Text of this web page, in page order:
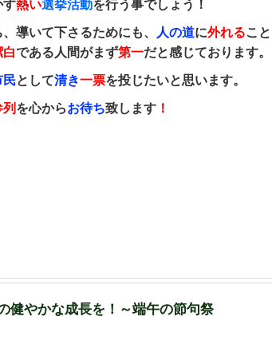
す熱い選挙活動を行う事でしょう！
導いて下さるためにも、 人の道に外れること
である人間がまず第一だと感じております。
民として清き一票を投じたいと思います。
を心からお待ち致します！
健やかな成長を！～端午の節句祭